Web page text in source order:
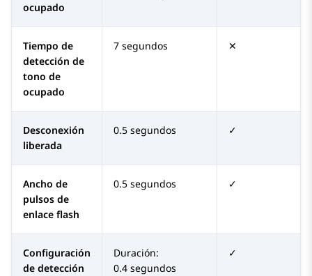
ocupado
Tiempo de
detección de
tono de
ocupado
7 segundos ✕
Desconexión
liberada
0.5 segundos ✓
Ancho de
pulsos de
enlace flash
0.5 segundos ✓
Configuración
de detección
Duración:
0.4 segundos
✓